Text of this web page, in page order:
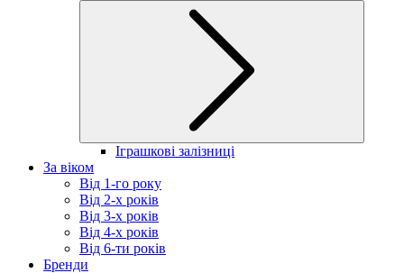
Іграшкові залізниці
За віком
Від 1-го року
Від 2-х років
Від 3-х років
Від 4-х років
Від 6-ти років
Бренди